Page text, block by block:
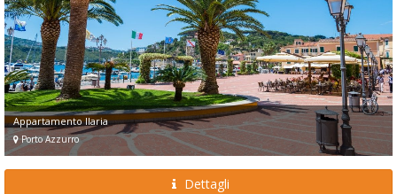
Appartamento Ilaria
Porto Azzurro
Dettagli